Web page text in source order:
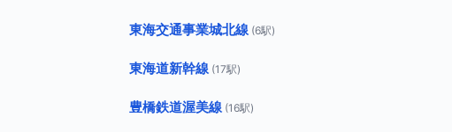
東海交通事業城北線 (6駅)
東海道新幹線 (17駅)
豊橋鉄道渥美線 (16駅)